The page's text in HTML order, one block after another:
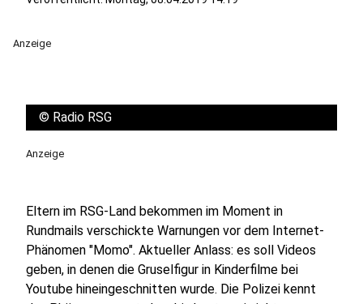
Anzeige
© Radio RSG
Anzeige
Eltern im RSG-Land bekommen im Moment in
Rundmails verschickte Warnungen vor dem Internet-
Phänomen "Momo". Aktueller Anlass: es soll Videos
geben, in denen die Gruselfigur in Kinderfilme bei
Youtube hineingeschnitten wurde. Die Polizei kennt